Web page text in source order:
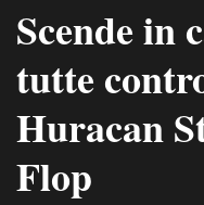
Scende in
tutte
Huracan
Flop